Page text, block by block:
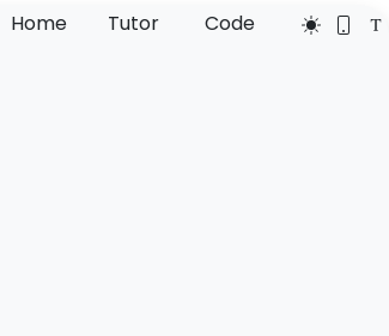
Home Tutor Code